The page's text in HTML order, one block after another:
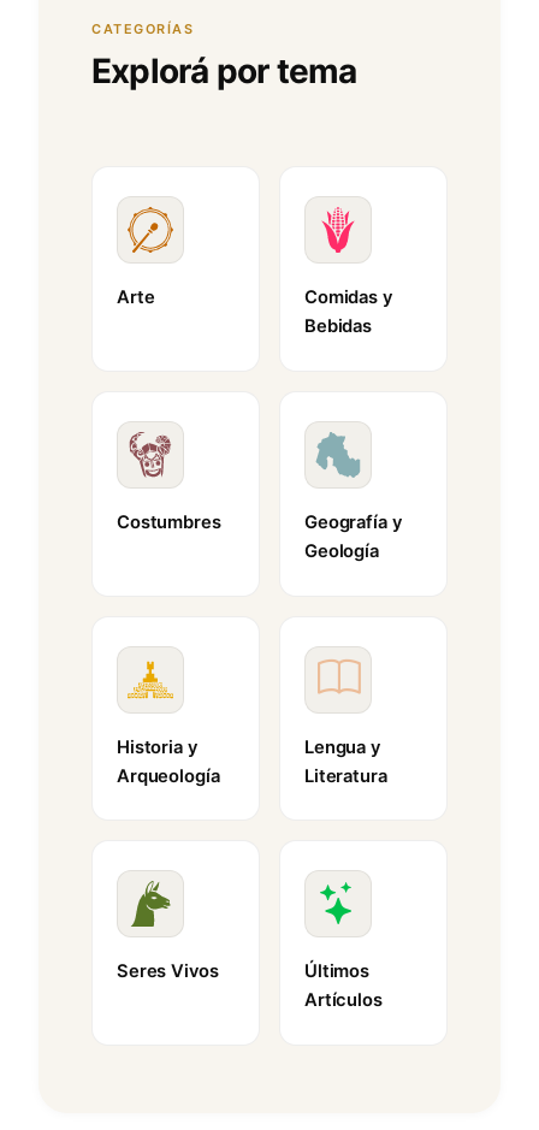
CATEGORÍAS
Explorá por tema
Arte
Comidas y
Bebidas
Costumbres
Geografía y
Geología
Historia y
Arqueología
Lengua y
Literatura
Seres Vivos
Últimos
Artículos